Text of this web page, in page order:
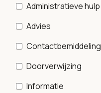
Administratieve hulp
Advies
Contactbemiddeling
Doorverwijzing
Informatie